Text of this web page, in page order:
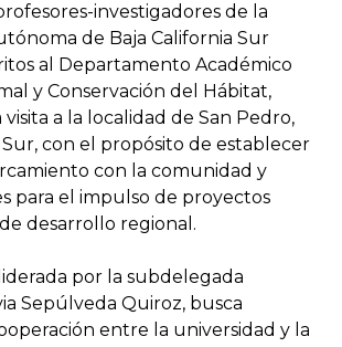
investigadores de la
de Baja California Sur
al Departamento Académico
y Conservación del Hábitat,
a la localidad de San Pedro,
Sur, con el propósito de establecer
con la comunidad y
para el impulso de proyectos
desarrollo regional.
por la subdelegada
Sepúlveda Quiroz, busca
entre la universidad y la